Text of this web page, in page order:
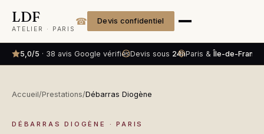
LDF
ATELIER · PARIS
☎ Devis confidentiel
5,0/5 · 38 avis Google vérifiésDevis sous 24hParis & Île-de-France
Accueil/Prestations/Débarras Diogène
DÉBARRAS DIOGÈNE · PARIS